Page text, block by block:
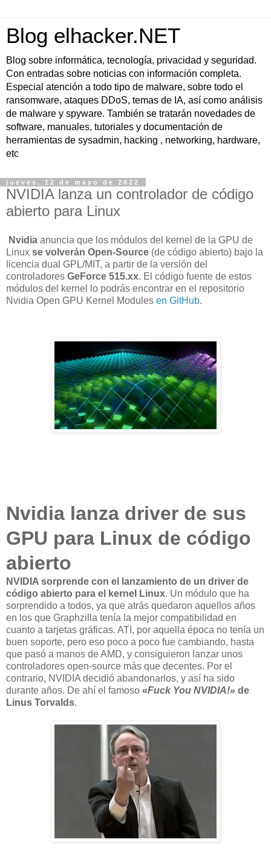
Blog elhacker.NET
Blog sobre informática, tecnología, privacidad y seguridad.
Con entradas sobre noticias con información completa.
Especial atención a todo tipo de malware, sobre todo el
ransomware, ataques DDoS, temas de IA, así como análisis
de malware y spyware. También se tratarán novedades de
software, manuales, tutoriales y documentación de
herramientas de sysadmin, hacking , networking, hardware,
etc
jueves, 12 de mayo de 2022
NVIDIA lanza un controlador de código
abierto para Linux
Nvidia anuncia que los módulos del kernel de la GPU de
Linux se volverán Open-Source (de código abierto) bajo la
licencia dual GPL/MIT, a partir de la versión del
controladores GeForce 515.xx. El código fuente de estos
módulos del kernel lo podrás encontrar en el repositorio
Nvidia Open GPU Kernel Modules en GitHub.
Nvidia lanza driver de sus
GPU para Linux de código
abierto
NVIDIA sorprende con el lanzamiento de un driver de
código abierto para el kernel Linux. Un módulo que ha
sorprendido a todos, ya que atrás quedaron aquellos años
en los que Graphzilla tenía la mejor compatibilidad en
cuanto a tarjetas gráficas. ATI, por aquella época no tenía un
buen soporte, pero eso poco a poco fue cambiando, hasta
que pasó a manos de AMD, y consiguieron lanzar unos
controladores open-source más que decentes. Por el
contrario, NVIDIA decidió abandonarlos, y así ha sido
durante años. De ahí el famoso «Fuck You NVIDIA!» de
Linus Torvalds.